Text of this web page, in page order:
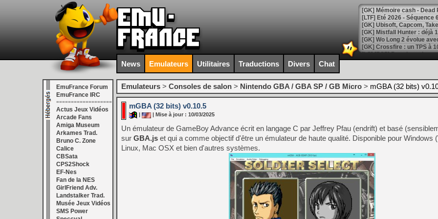
[LTF] Eté 2026 - Séquence
[GK] Mistfall Hunter : déjà
[GK] Wo Long 2 évolue
[GK] Crossfire : un TPS à
[LS] [PS5] Premiers
[Mo5] DOOM arrive en
[GK] Bethesda fête les 30
[GK] Roblox : l'action en
[GK] Agenda - GeForce
[GK] Devolver Digital en a
[LS] [PS5] ps5-y2jb-
[GK] Pourquoi Marvel
[GK] Test : Restory : Chill
[GK] GTA 6 : Rockstar
[GK] Hot Wheels Infinite
[GK] Mémoire cash -
News Emulateurs Utilitaires Traductions Divers Chat
EmuFrance Forum
EmuFrance IRC
===================
Actus Jeux Vidéos
Arcade Fans
Amiga Museum
Arkames Trad.
Bruno C. Zone
Calice
CBSata
CPS2Shock
EF-Nes
Fan de la NES
GirlFriend Adv.
Landstalker Trad.
Musée Jeux Vidéos
SMS Power
Emulateurs > Consoles de salon > Nintendo GBA / GBA SP / GB Micro > mGBA (32 bits)
mGBA (32 bits) v0.10.5
| Mise à jour : 10/03/2025
Un émulateur de GameBoy Advance écrit en langage C par Jeffrey Pfau (endrift) et basé
sur GBA.js et qui a comme objectif d'être un émulateur de haute qualité. Disponible pour Windows
Linux, Mac OSX et bien d'autres systèmes.